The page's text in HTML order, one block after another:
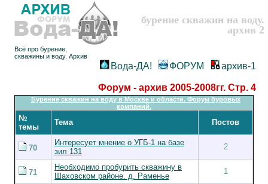
Всё про бурение,
скважины и воду. Архив
бурение скважин на воду.
архив 2
Вода-ДА! ФОРУМ архив-1
Форум - архив 2005-2008гг. Стр. 4
Бурение скважин на воду в Москве и области. Форум буровых
компаний.
№
темы
Тема Постов
70
Интересует мнение о УГБ-1 на базе
зил 131
2
71
Необходимо пробурить скважину в
Шаховском районе. д. Раменье
1